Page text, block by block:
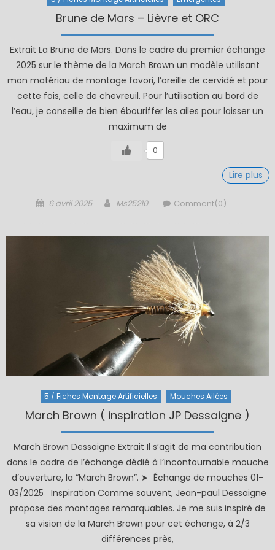
Brune de Mars – Lièvre et ORC
Extrait La Brune de Mars. Dans le cadre du premier échange
2025 sur le thème de la March Brown un modèle utilisant
mon matériau de montage favori, l’oreille de cervidé et pour
cette fois, celle de chevreuil. Pour l’utilisation au bord de
l’eau, je conseille de bien ébouriffer les ailes pour laisser un
maximum de
0
Lire plus
Posted
6 avril 2025 Author
Ms25210 Comment(0)
5 / Fiches Montage Artificielles Mouches Ailées
March Brown ( inspiration JP Dessaigne )
March Brown Dessaigne Extrait Il s’agit de ma contribution
dans le cadre de l’échange dédié à l’incontournable mouche
d’ouverture, la “March Brown”. ➤ Échange de mouches 01-
03/2025 Inspiration Comme souvent, Jean-paul Dessaigne
propose des montages remarquables. Je me suis inspiré de
sa vision de la March Brown pour cet échange, à 2/3
différences près,